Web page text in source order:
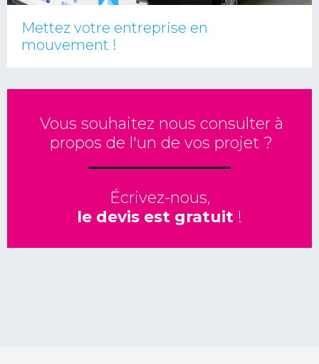
Mettez votre entreprise en
mouvement !
Vous souhaitez nous consulter à
propos de l'un de vos projet ?
Écrivez-nous,
le devis est gratuit !